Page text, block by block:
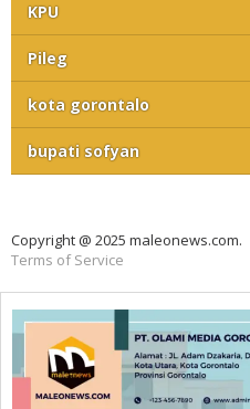
KPU
Pileg
kota gorontalo
bupati sofyan
Copyright @ 2025 maleonews.com.
Terms of Service